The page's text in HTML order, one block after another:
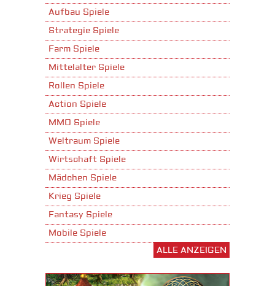
Aufbau Spiele
Strategie Spiele
Farm Spiele
Mittelalter Spiele
Rollen Spiele
Action Spiele
MMO Spiele
Weltraum Spiele
Wirtschaft Spiele
Mädchen Spiele
Krieg Spiele
Fantasy Spiele
Mobile Spiele
ALLE ANZEIGEN